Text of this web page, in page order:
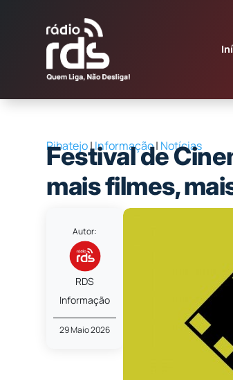
Ribatejo|Informação| Notícias
Festival de
mais filmes,
Autor:
RDS
Informação
29 Maio 2026